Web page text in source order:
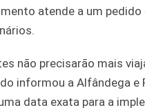
atende a um
não precisarão mais
informou a Alfândega e
data exata para a